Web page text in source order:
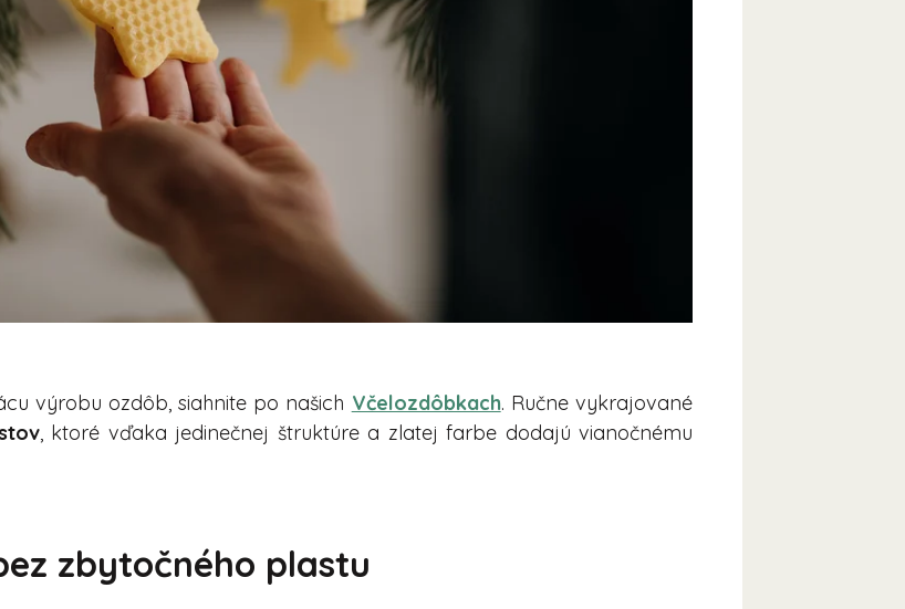
výrobu ozdôb, siahnite po našich Včelozdôbkach. Ručne vykrajované
, ktoré vďaka jedinečnej štruktúre a zlatej farbe dodajú vianočnému
zbytočného plastu